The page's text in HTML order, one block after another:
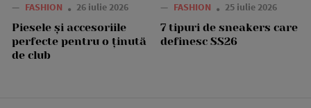
— FASHION 26 iulie 2026
Piesele și accesoriile
perfecte pentru o ținută
de club
— FASHION 25 iulie 2026
7 tipuri de sneakers care
definesc SS26